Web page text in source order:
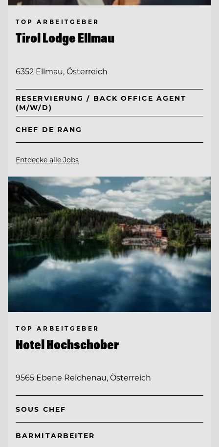
TOP ARBEITGEBER
Tirol Lodge Ellmau
6352 Ellmau, Österreich
RESERVIERUNG / BACK OFFICE AGENT
(M/W/D)
CHEF DE RANG
Entdecke alle Jobs
TOP ARBEITGEBER
Hotel Hochschober
9565 Ebene Reichenau, Österreich
SOUS CHEF
BARMITARBEITER